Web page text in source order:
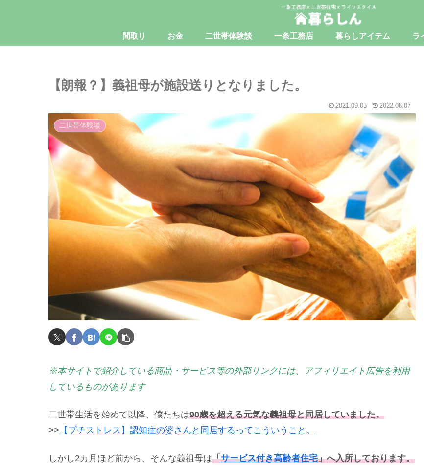
間取り お金 二世帯体験談 一条工務店 暮らしアイテム ラ
【朗報？】義祖母が施設送りとなりました。
2021.09.03 2022.08.07
二世帯体験談
※本サイトで紹介している商品・サービス等の外部リンクには、アフィリエイト広告を利用
しているものがあります
二世帯生活を始めて以降、僕たちは90歳を超える元気な義祖母と同居していました。
>> 【プチストレス】認知症の婆さんと同居するってこういうこと。
しかし2カ月ほど前から、そんな義祖母は「サービス付き高齢者住宅」へ入所しております。